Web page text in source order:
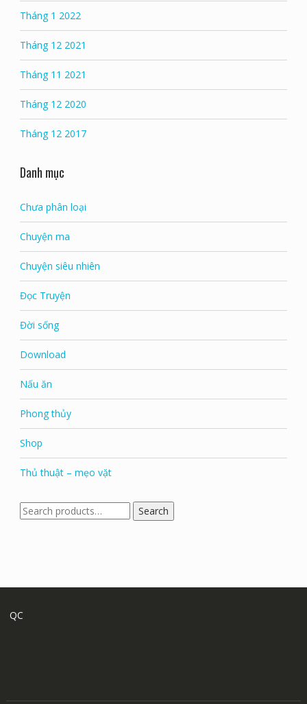
Tháng 1 2022
Tháng 12 2021
Tháng 11 2021
Tháng 12 2020
Tháng 12 2017
Danh mục
Chưa phân loại
Chuyện ma
Chuyện siêu nhiên
Đọc Truyện
Đời sống
Download
Nấu ăn
Phong thủy
Shop
Thủ thuật – mẹo vặt
Search
for:
Search
QC